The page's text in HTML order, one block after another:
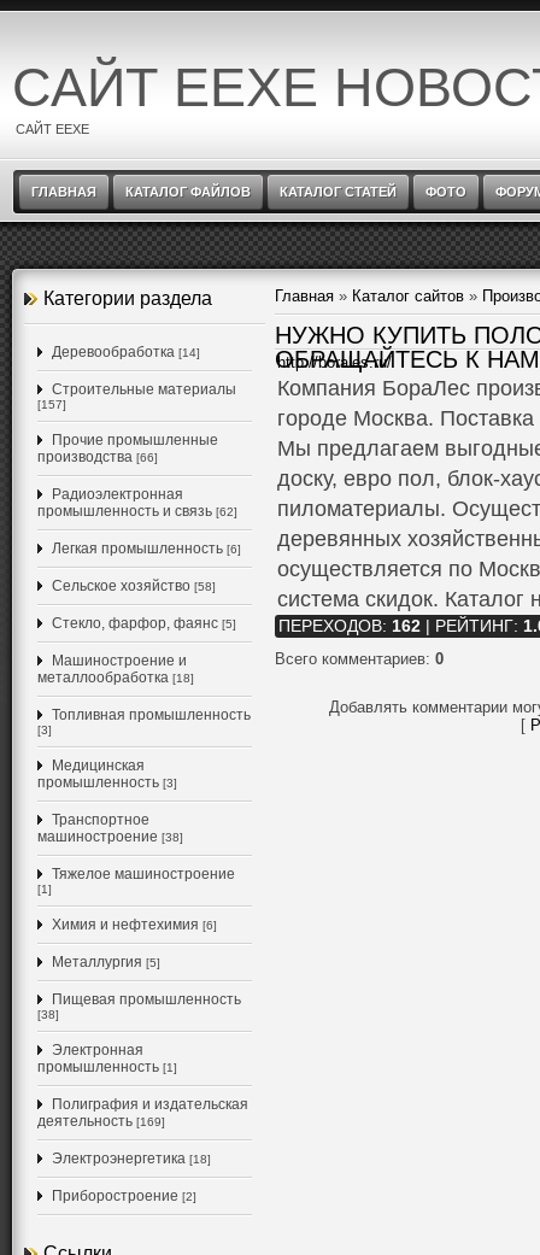
САЙТ EEXE
САЙТ EEXE
ГЛАВНАЯ КАТАЛОГ ФАЙЛОВ КАТАЛОГ СТАТЕЙ ФОТО
Категории раздела
Деревообработка [14]
Строительные материалы
[157]
Прочие промышленные
производства [66]
Радиоэлектронная
промышленность и связь [62]
Легкая промышленность [6]
Сельское хозяйство [58]
Стекло, фарфор, фаянс [5]
Машиностроение и
металлообработка [18]
Топливная промышленность
[3]
Медицинская
промышленность [3]
Транспортное
машиностроение [38]
Тяжелое машиностроение
[1]
Химия и нефтехимия [6]
Металлургия [5]
Пищевая промышленность
[38]
Электронная
промышленность [1]
Полиграфия и издательская
деятельность [169]
Электроэнергетика [18]
Приборостроение [2]
Главная » Каталог сайтов »
НУЖНО КУПИТЬ
ОБРАЩАЙТЕСЬ К
http://borales.ru/
Компания БораЛес
городе Москва.
Мы предлагаем
доску, евро пол, блок-
пиломатериалы.
деревянных
осуществляется по
система скидок. Каталог
ПЕРЕХОДОВ: 162 РЕЙТИНГ:
Всего комментариев: 0
Добавлять комментарии
[